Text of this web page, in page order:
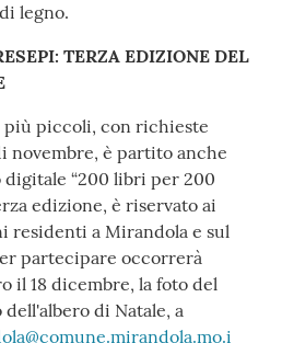
legno.
TERZA EDIZIONE DEL
piccoli, con richieste
è partito anche
digitale “200 libri per 200
edizione, è riservato ai
residenti a Mirandola e sul
partecipare occorrerà
il 18 dicembre, la foto del
di Natale, a